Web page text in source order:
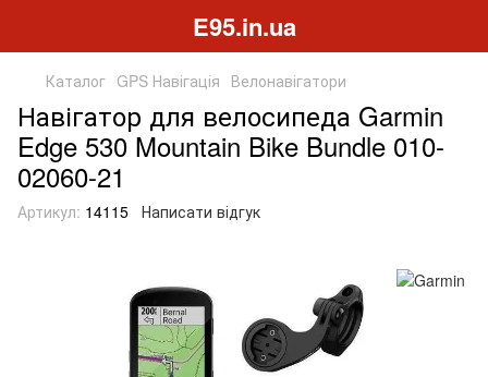
E95.in.ua
Каталог GPS Навігація Велонавігатори
Навігатор для велосипеда Garmin
Edge 530 Mountain Bike Bundle 010-
02060-21
Артикул: 14115 Написати відгук